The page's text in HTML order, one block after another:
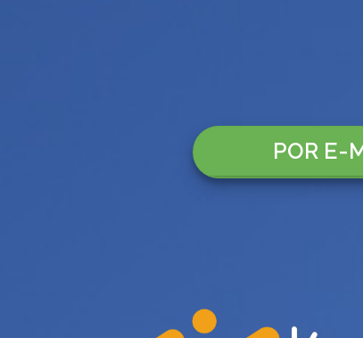
POR E-